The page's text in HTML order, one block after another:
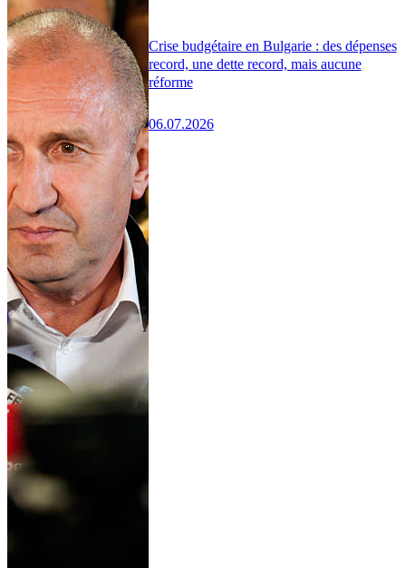
Crise budgétaire en Bulgarie : des dépenses
record, une dette record, mais aucune
réforme
06.07.2026